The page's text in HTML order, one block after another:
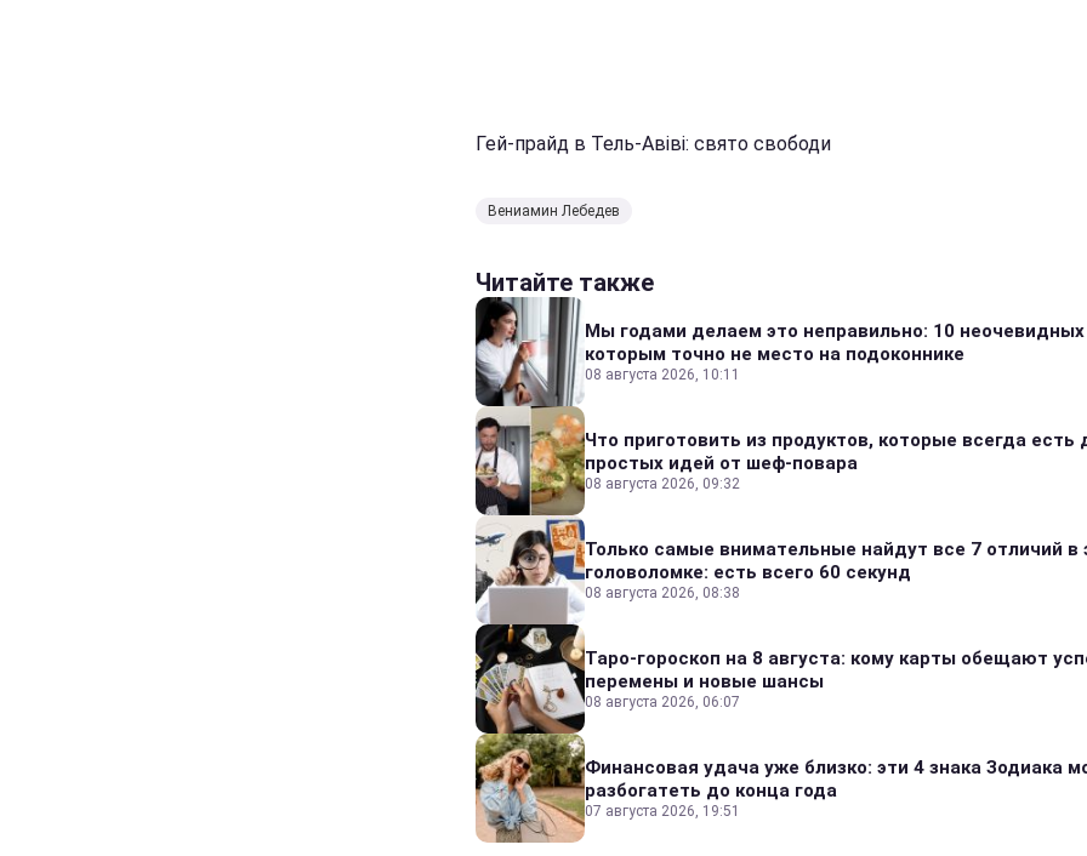
Гей-прайд в Тель-Авіві: свято свободи
Вениамин Лебедев
Читайте также
Мы годами делаем это неправильно: 10
которым точно не место на подоконнике
08 августа 2026, 10:11
Что приготовить из продуктов, которые всегда есть
простых идей от шеф-повара
08 августа 2026, 09:32
Только самые внимательные найдут все 7 отличий в
головоломке: есть всего 60 секунд
08 августа 2026, 08:38
Таро-гороскоп на 8 августа: кому карты обещают
перемены и новые шансы
08 августа 2026, 06:07
Финансовая удача уже близко: эти 4 знака Зодиака
разбогатеть до конца года
07 августа 2026, 19:51